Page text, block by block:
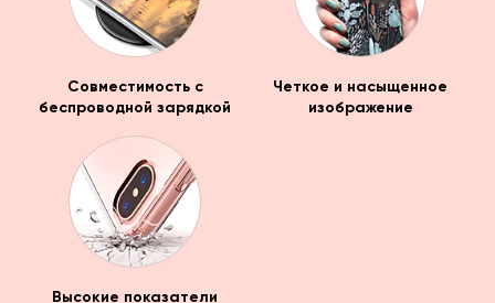
Совместимость с
беспроводной зарядкой
Четкое и насыщенное
изображение
Высокие показатели